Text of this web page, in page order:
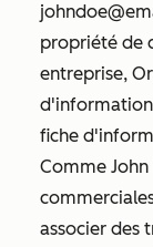
propriété de
entreprise,
fiche
Comme
associer des